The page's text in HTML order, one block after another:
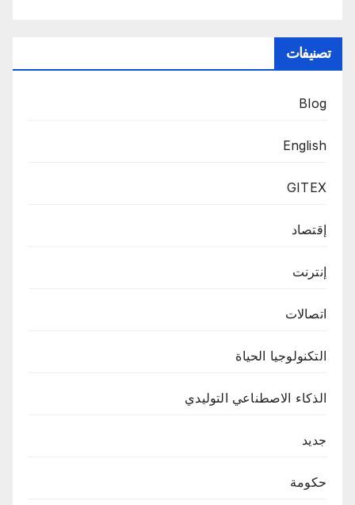
تصنيفات
Blog
English
GITEX
إقتصاد
إنترنت
اتصالات
التكنولوجيا الحياة
الذكاء الاصطناعي التوليدي
جديد
حكومة